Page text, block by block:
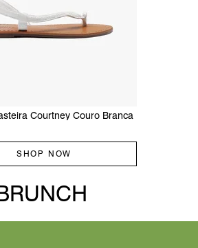
Courtney Couro Branca
SHOP NOW